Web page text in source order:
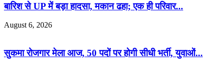
बारिश से UP में बड़ा हादसा, मकान ढहा; एक ही परिवार...
August 6, 2026
सुकमा रोजगार मेला आज, 50 पदों पर होगी सीधी भर्ती, युवाओं...